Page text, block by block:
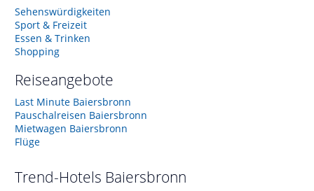
Sehenswürdigkeiten
Sport & Freizeit
Essen & Trinken
Shopping
Reiseangebote
Last Minute Baiersbronn
Pauschalreisen Baiersbronn
Mietwagen Baiersbronn
Flüge
Trend-Hotels Baiersbronn